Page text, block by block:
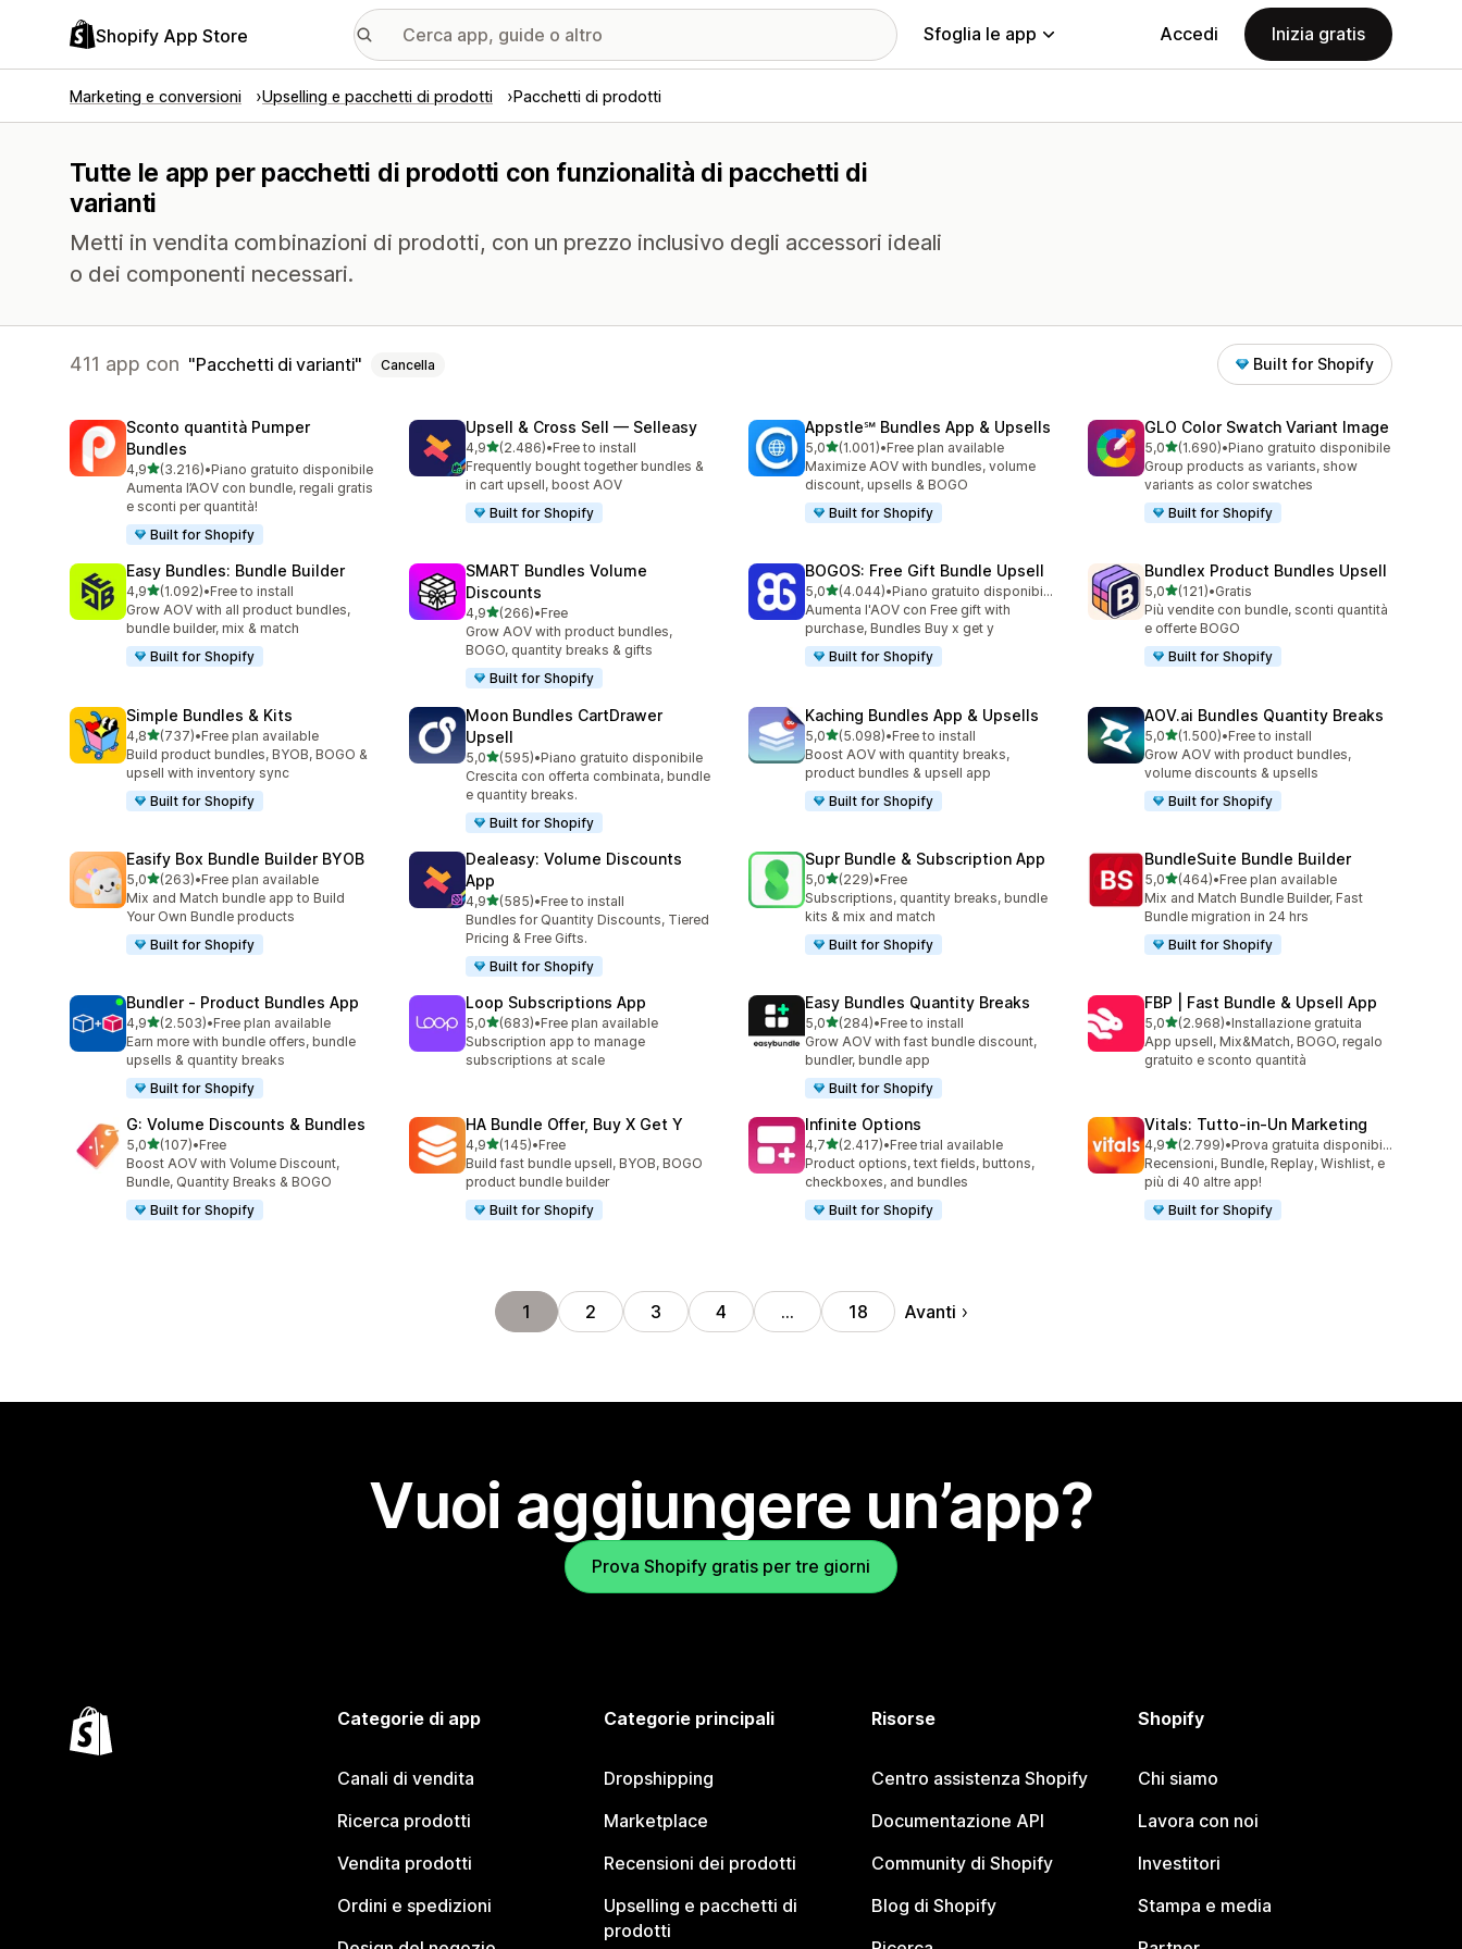
Shopify App Store Sfoglia le app Accedi Inizia gratis
Marketing e conversioni Upselling e pacchetti di prodotti Pacchetti di prodotti
Tutte le app per pacchetti di prodotti con funzionalità di pacchetti di
varianti
Metti in vendita combinazioni di prodotti, con un prezzo inclusivo degli accessori ideali
o dei componenti necessari.
411 app con Pacchetti di varianti Cancella Built for Shopify
Sconto quantità Pumper
Bundles
4,9stelle su 5
(3.216)
3216 recensioni totali
•Piano gratuito disponibile
Aumenta l’AOV con bundle, regali gratis
e sconti per quantità!
Built for Shopify
Upsell & Cross Sell — Selleasy
4,9stelle su 5
(2.486)
2486 recensioni totali
•Free to install
Frequently bought together bundles &
in cart upsell, boost AOV
Built for Shopify
Appstle℠ Bundles App & Upsells
5,0stelle su 5
(1.001)
1001 recensioni totali
•Free plan available
Maximize AOV with bundles, volume
discount, upsells & BOGO
Built for Shopify
GLO Color Swatch Variant Image
5,0stelle su 5
(1.690)
1690 recensioni totali
•Piano gratuito disponibile
Group products as variants, show
variants as color swatches
Built for Shopify
Easy Bundles: Bundle Builder
4,9stelle su 5
(1.092)
1092 recensioni totali
•Free to install
Grow AOV with all product bundles,
bundle builder, mix & match
Built for Shopify
SMART Bundles Volume
Discounts
4,9stelle su 5
(266)
266 recensioni totali
•Free
Grow AOV with product bundles,
BOGO, quantity breaks & gifts
Built for Shopify
BOGOS: Free Gift Bundle Upsell
5,0stelle su 5
(4.044)
4044 recensioni totali
•
Piano gratuito disponibile
Aumenta l'AOV con Free gift with
purchase, Bundles Buy x get y
Built for Shopify
Bundlex Product Bundles Upsell
5,0stelle su 5
(121)
121 recensioni totali
•Gratis
Più vendite con bundle, sconti quantità
e offerte BOGO
Built for Shopify
Simple Bundles & Kits
4,8stelle su 5
(737)
737 recensioni totali
•Free plan available
Build product bundles, BYOB, BOGO &
upsell with inventory sync
Built for Shopify
Moon Bundles CartDrawer
Upsell
5,0stelle su 5
(595)
595 recensioni totali
•Piano gratuito disponibile
Crescita con offerta combinata, bundle
e quantity breaks.
Built for Shopify
Kaching Bundles App & Upsells
5,0stelle su 5
(5.098)
5098 recensioni totali
•Free to install
Boost AOV with quantity breaks,
product bundles & upsell app
Built for Shopify
AOV.ai Bundles Quantity Breaks
5,0stelle su 5
(1.500)
1500 recensioni totali
•Free to install
Grow AOV with product bundles,
volume discounts & upsells
Built for Shopify
Easify Box Bundle Builder BYOB
5,0stelle su 5
(263)
263 recensioni totali
•Free plan available
Mix and Match bundle app to Build
Your Own Bundle products
Built for Shopify
Dealeasy: Volume Discounts
App
4,9stelle su 5
(585)
585 recensioni totali
•Free to install
Bundles for Quantity Discounts, Tiered
Pricing & Free Gifts.
Built for Shopify
Supr Bundle & Subscription App
5,0stelle su 5
(229)
229 recensioni totali
•Free
Subscriptions, quantity breaks, bundle
kits & mix and match
Built for Shopify
BundleSuite Bundle Builder
5,0stelle su 5
(464)
464 recensioni totali
•Free plan available
Mix and Match Bundle Builder, Fast
Bundle migration in 24 hrs
Built for Shopify
Bundler ‑ Product Bundles App
4,9stelle su 5
(2.503)
2503 recensioni totali
•Free plan available
Earn more with bundle offers, bundle
upsells & quantity breaks
Built for Shopify
Loop Subscriptions App
5,0stelle su 5
(683)
683 recensioni totali
•Free plan available
Subscription app to manage
subscriptions at scale
Easy Bundles Quantity Breaks
5,0stelle su 5
(284)
284 recensioni totali
•Free to install
Grow AOV with fast bundle discount,
bundler, bundle app
Built for Shopify
FBP | Fast Bundle & Upsell App
5,0stelle su 5
(2.968)
2968 recensioni totali
•Installazione gratuita
App upsell, Mix&Match, BOGO, regalo
gratuito e sconto quantità
G: Volume Discounts & Bundles
5,0stelle su 5
(107)
107 recensioni totali
•Free
Boost AOV with Volume Discount,
Bundle, Quantity Breaks & BOGO
Built for Shopify
HA Bundle Offer, Buy X Get Y
4,9stelle su 5
(145)
145 recensioni totali
•Free
Build fast bundle upsell, BYOB, BOGO
product bundle builder
Built for Shopify
Infinite Options
4,7stelle su 5
(2.417)
2417 recensioni totali
•Free trial available
Product options, text fields, buttons,
checkboxes, and bundles
Built for Shopify
Vitals: Tutto‑in‑Un Marketing
4,9stelle su 5
(2.799)
2799 recensioni totali
•
Prova gratuita disponibile
Recensioni, Bundle, Replay, Wishlist, e
più di 40 altre app!
Built for Shopify
1 2 3 4 … 18 Avanti
Vuoi aggiungere un’app?
Prova Shopify gratis per tre giorni
Categorie di app
Canali di vendita
Ricerca prodotti
Vendita prodotti
Ordini e spedizioni
Categorie principali
Dropshipping
Marketplace
Recensioni dei prodotti
Upselling e pacchetti di
prodotti
Risorse
Centro assistenza Shopify
Documentazione API
Community di Shopify
Blog di Shopify
Shopify
Chi siamo
Lavora con noi
Investitori
Stampa e media